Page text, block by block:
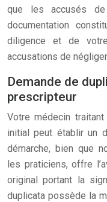
que les accusés
documentation
diligence et de
accusations de
Demande de
prescripteur
Votre médecin
initial peut établir un
démarche, bien que
les praticiens, offre
original portant la
duplicata possède la